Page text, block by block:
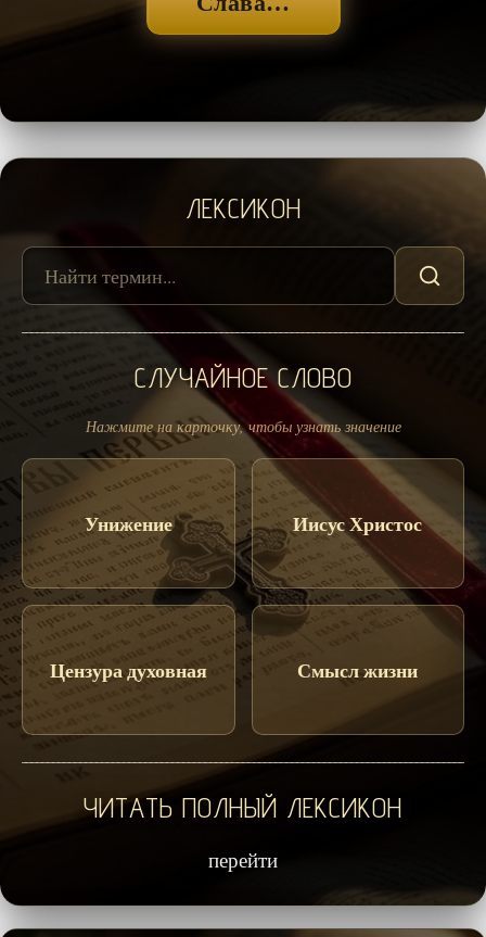
ЛЕКСИКОН
СЛУЧАЙНОЕ СЛОВО
Нажмите на карточку, чтобы узнать значение
Унижение Иисус Христос
Цензура духовная Смысл жизни
ЧИТАТЬ ПОЛНЫЙ ЛЕКСИКОН
перейти